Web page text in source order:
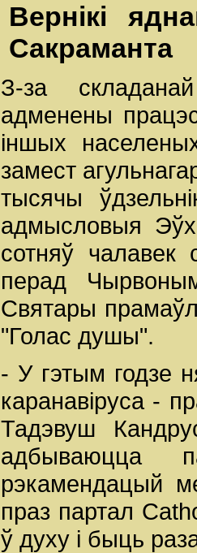
Вернікі
Сакраманта
З-за складанай
адменены
іншых
замест
тысячы
адмысловыя
сотняў чалавек
перад
Святары
"Голас душы".
- У гэтым годзе
каранавіруса -
Тадэвуш
адбываюцца
рэкамендацый
праз партал
ў духу і быць